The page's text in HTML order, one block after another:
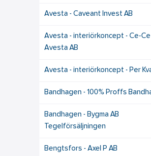
Avesta - Caveant Invest AB
Avesta - interiörkoncept - Ce-Ce
Avesta AB
Avesta - interiörkoncept - Per
Bandhagen - 100% Proffs
Bandhagen - Bygma AB
Tegelförsäljningen
Bengtsfors - Axel P AB